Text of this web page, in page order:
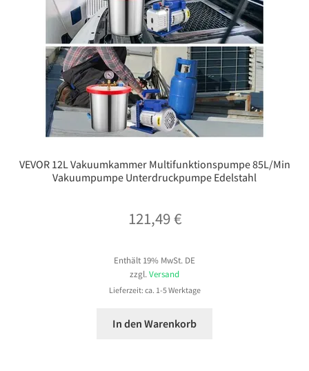
VEVOR 12L Vakuumkammer Multifunktionspumpe 85L/Min
Vakuumpumpe Unterdruckpumpe Edelstahl
121,49€
Enthält 19% MwSt. DE
zzgl. Versand
Lieferzeit: ca. 1-5 Werktage
In den Warenkorb